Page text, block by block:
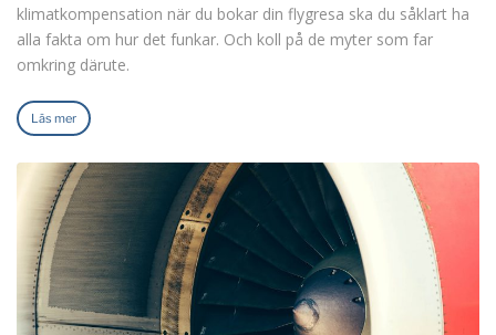
klimatkompensation när du bokar din flygresa ska du såklart ha
alla fakta om hur det funkar. Och koll på de myter som far
omkring därute.
Läs mer